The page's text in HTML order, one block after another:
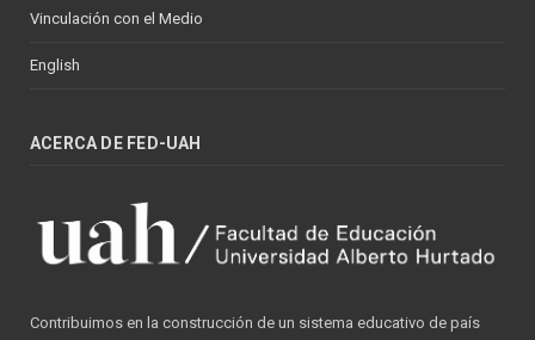
Vinculación con el Medio
English
ACERCA DE FED-UAH
Contribuimos en la construcción de un sistema educativo de país